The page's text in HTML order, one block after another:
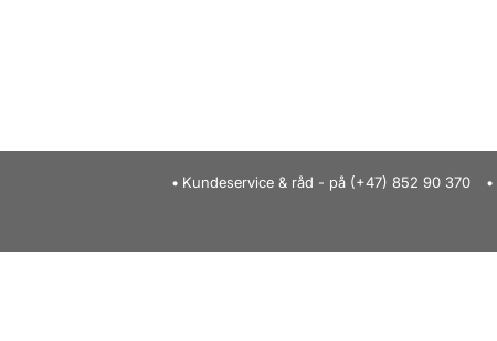
Kundeservice & råd - på (+47) 852 90 370